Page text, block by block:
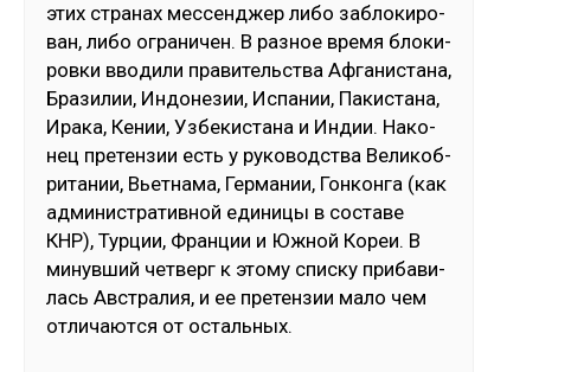
этих стра­нах мес­сен­джер ли­бо заб­ло­ки­ро­
ван, ли­бо ог­ра­ни­чен. В раз­ное вре­мя бло­ки­
ров­ки вво­ди­ли пра­ви­тель­ства Аф­га­нис­та­на,
Бра­зи­лии, Ин­до­не­зии, Ис­па­нии, Па­кис­та­на,
Ира­ка, Ке­нии, Уз­бе­кис­та­на и Ин­дии. На­ко­
нец пре­тен­зии есть у ру­ко­водс­тва Ве­ли­коб­
ри­та­нии, Вь­ет­на­ма, Гер­ма­нии, Гон­кон­га (как
ад­ми­нис­тра­тив­ной еди­ни­цы в сос­та­ве
КНР), Тур­ции, Фран­ции и Юж­ной Ко­реи. В
ми­нув­ший чет­верг к это­му спис­ку при­ба­ви­
лась Авс­тра­лия, и ее пре­тен­зии ма­ло чем
от­ли­чают­ся от ос­таль­ных.